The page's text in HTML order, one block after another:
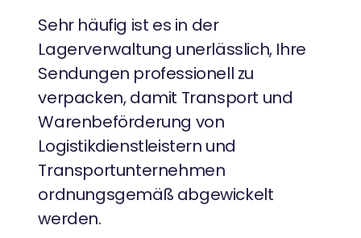
Sehr häufig ist es in der
Lagerverwaltung unerlässlich, Ihre
Sendungen professionell zu
verpacken, damit Transport und
Warenbeförderung von
Logistikdienstleistern und
Transportunternehmen
ordnungsgemäß abgewickelt
werden.